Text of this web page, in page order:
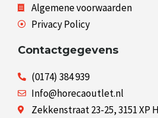
Algemene voorwaarden
Privacy Policy
Contactgegevens
(0174) 384 939
Info@horecaoutlet.nl
Zekkenstraat 23-25, 3151 XP